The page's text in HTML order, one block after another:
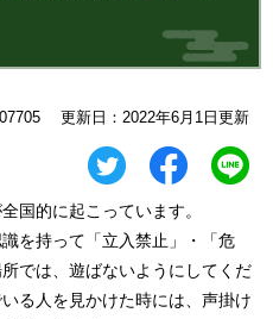
更新日：2022年6月1日更新
国的に起こっています。
を持って「立入禁止」・「危
では、遊ばないようにしてくだ
る人を見かけた時には、声掛け